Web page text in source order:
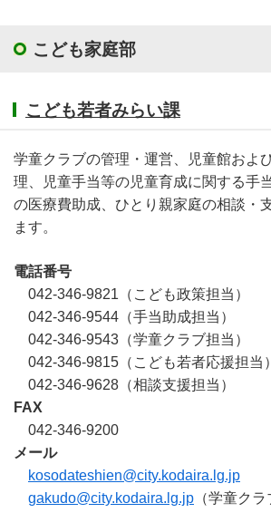
こども家庭部
こども若者みらい課
学童クラブの管理・運営、児童館およ
理、児童手当等の児童育成に関する手
の医療費助成、ひとり親家庭の相談・
ます。
電話番号
042-346-9821（こども政策担当）
042-346-9544（手当助成担当）
042-346-9543（学童クラブ担当）
042-346-9815（こども若者応援担当）
042-346-9628（相談支援担当）
FAX
042-346-9200
メール
kosodateshien@city.kodaira.lg.jp
gakudo@city.kodaira.lg.jp （学童クラ